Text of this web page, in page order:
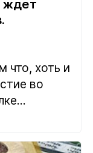
ждет
что, хоть и
во